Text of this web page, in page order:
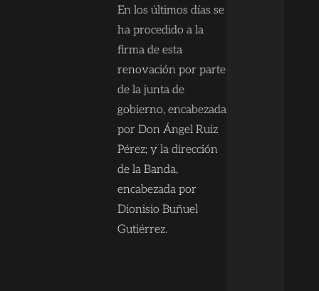
En los últimos días se
ha procedido a la
firma de esta
renovación por parte
de la junta de
gobierno, encabezada
por Don Ángel Ruiz
Pérez; y la dirección
de la Banda,
encabezada por
Dionisio Buñuel
Gutiérrez.